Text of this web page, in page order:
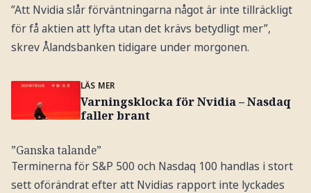
”Att Nvidia slår förväntningarna något är inte tillräckligt
för få aktien att lyfta utan det krävs betydligt mer”,
skrev Ålandsbanken tidigare under morgonen.
LÄS MER
Varningsklocka för Nvidia – Nasdaq
faller brant
”Ganska talande”
Terminerna för S&P 500 och Nasdaq 100 handlas i stort
sett oförändrat efter att Nvidias rapport inte lyckades